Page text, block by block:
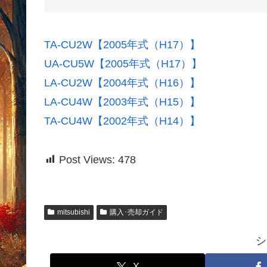
TA-CU2W【2005年式（H17）】
UA-CU5W【2005年式（H17）】
LA-CU2W【2004年式（H16）】
LA-CU4W【2003年式（H15）】
TA-CU4W【2002年式（H14）】
Post Views: 478
mitsubishi 購入･売却ガイド